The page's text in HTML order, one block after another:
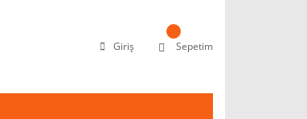
Giriş Sepetim